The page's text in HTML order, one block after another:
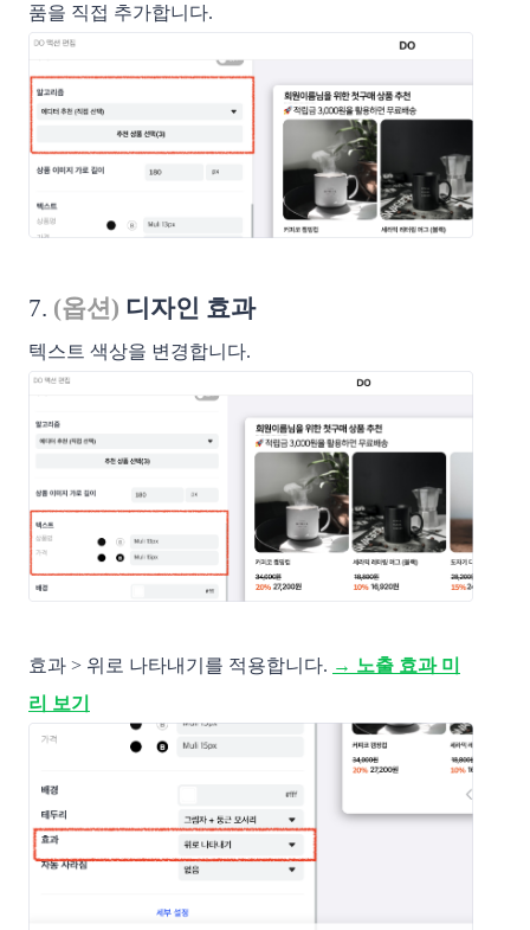
품을 직접 추가합니다.
7. (옵션) 디자인 효과
텍스트 색상을 변경합니다.
효과 > 위로 나타내기를 적용합니다. → 노출 효과 미
리 보기